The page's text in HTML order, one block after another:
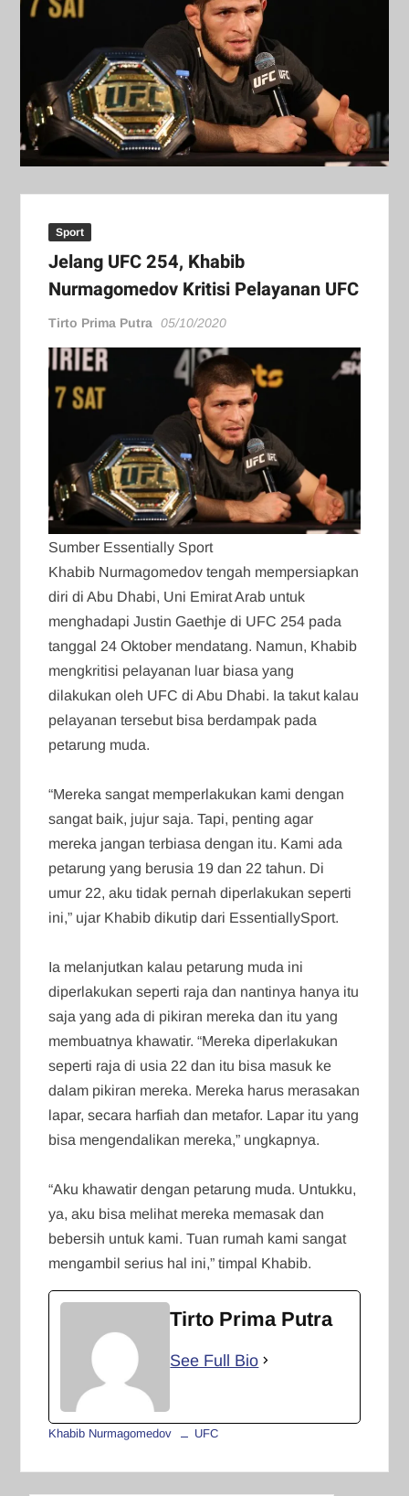
Sport
Jelang UFC 254, Khabib
Nurmagomedov Kritisi Pelayanan UFC
Tirto Prima Putra 05/10/2020
Sumber Essentially Sport
Khabib Nurmagomedov tengah mempersiapkan
diri di Abu Dhabi, Uni Emirat Arab untuk
menghadapi Justin Gaethje di UFC 254 pada
tanggal 24 Oktober mendatang. Namun, Khabib
mengkritisi pelayanan luar biasa yang
dilakukan oleh UFC di Abu Dhabi. Ia takut kalau
pelayanan tersebut bisa berdampak pada
petarung muda.
“Mereka sangat memperlakukan kami dengan
sangat baik, jujur saja. Tapi, penting agar
mereka jangan terbiasa dengan itu. Kami ada
petarung yang berusia 19 dan 22 tahun. Di
umur 22, aku tidak pernah diperlakukan seperti
ini,” ujar Khabib dikutip dari EssentiallySport.
Ia melanjutkan kalau petarung muda ini
diperlakukan seperti raja dan nantinya hanya itu
saja yang ada di pikiran mereka dan itu yang
membuatnya khawatir. “Mereka diperlakukan
seperti raja di usia 22 dan itu bisa masuk ke
dalam pikiran mereka. Mereka harus merasakan
lapar, secara harfiah dan metafor. Lapar itu yang
bisa mengendalikan mereka,” ungkapnya.
“Aku khawatir dengan petarung muda. Untukku,
ya, aku bisa melihat mereka memasak dan
bebersih untuk kami. Tuan rumah kami sangat
mengambil serius hal ini,” timpal Khabib.
Tirto Prima Putra
See Full Bio
Khabib Nurmagomedov UFC